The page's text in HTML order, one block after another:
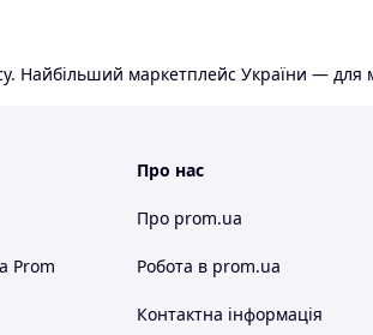
Найбільший маркетплейс України — для
Prom
Про нас
Про prom.ua
Робота в prom.ua
Контактна інформація